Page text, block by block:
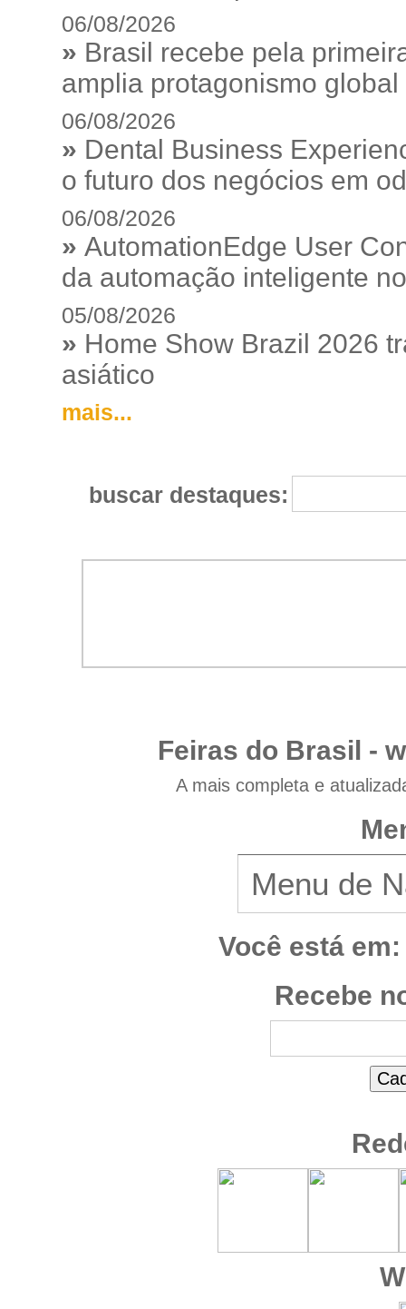
06/08/2026
» Brasil recebe pela
amplia protagonismo
06/08/2026
» Dental Business
o futuro dos negócios em
06/08/2026
» AutomationEdge User
da automação inteligente
05/08/2026
» Home Show Brazil 2026
asiático
mais...
buscar destaques:
Feiras do Brasil -
A mais completa e
Você está em:
Recebe